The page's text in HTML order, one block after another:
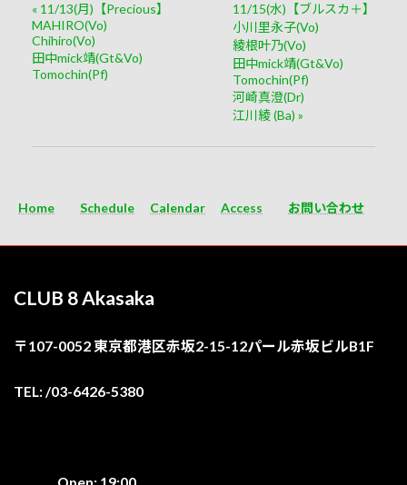
« 11/13(月)【Precious】
MAHIRO(Vo)
Chihiro(Vo)
田中mick靖(Gt&Vo)
Tomochin(Pf)
11/15(水)【ブルスカ＋】
小川里永子(Vo)
綾根叶乃(Vo)
田中mick靖(Gt&Vo)
Tomochin(Pf)
河崎真澄(Dr)
江川綾 (Ba) »
Home Schedule Calendar Access お問い合わせ
CLUB 8 Akasaka
〒107-0052 東京都港区赤坂2-15-12パール赤坂ビルB1F
TEL: /03-6426-5380